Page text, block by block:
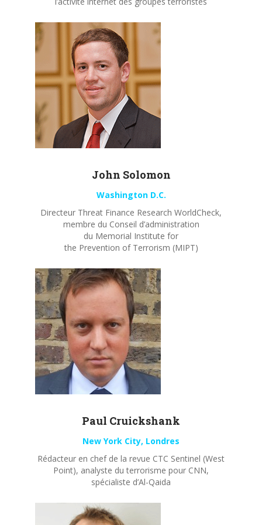
John Solomon
Washington D.C.
Directeur Threat Finance Research WorldCheck,
membre du Conseil d’administration
du Memorial Institute for
the Prevention of Terrorism (MIPT)
Paul Cruickshank
New York City, Londres
Rédacteur en chef de la revue CTC Sentinel (West
Point), analyste du terrorisme pour CNN,
spécialiste d’Al-Qaida